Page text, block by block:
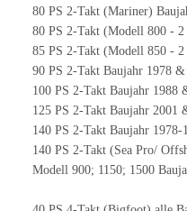
80 PS 2-Takt (Mariner)
80 PS 2-Takt (Modell 800 -
85 PS 2-Takt (Modell 850 -
90 PS 2-Takt Baujahr 1978 &
100 PS 2-Takt Baujahr 1988
125 PS 2-Takt Baujahr 2001
140 PS 2-Takt Baujahr 1978-
140 PS 2-Takt (Sea Pro/
Modell 900; 1150; 1500